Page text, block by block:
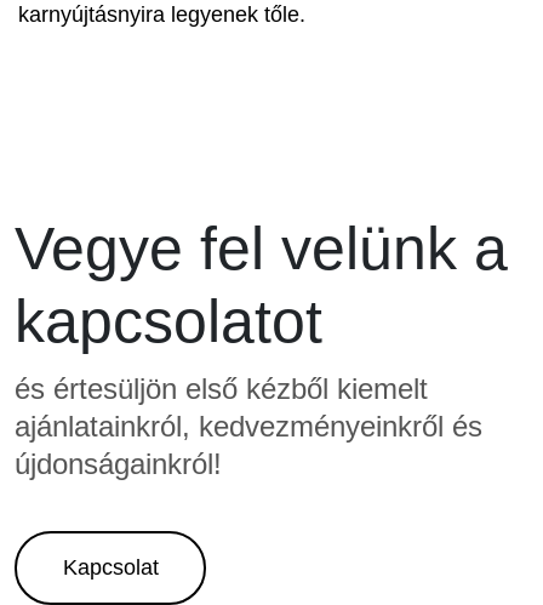
karnyújtásnyira legyenek tőle.
Vegye fel velünk a
kapcsolatot
és értesüljön első kézből kiemelt
ajánlatainkról, kedvezményeinkről és
újdonságainkról!
Kapcsolat